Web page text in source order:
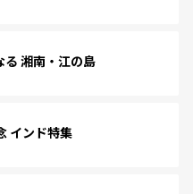
湘南・江の島
インド特集